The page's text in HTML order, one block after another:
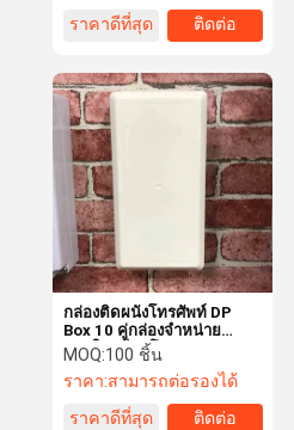
ข่าว กรณี
ราคาดีที่สุด
ติดต่อ
กล่องติดผนังโทรศัพท์ DP
Box 10 คู่กล่องจำหน่าย
ภายในพร้อมโมดูล LSA 10 คู่
MOQ:100 ชิ้น
ราคา:สามารถต่อรองได้
ราคาดีที่สุด
ติดต่อ